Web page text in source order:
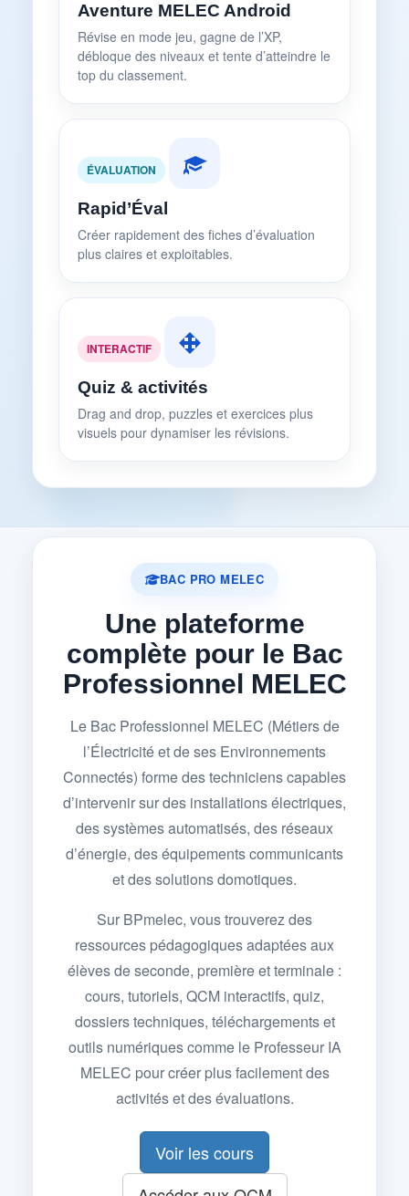
Aventure MELEC Android
Révise en mode jeu, gagne de l’XP,
débloque des niveaux et tente d’atteindre le
top du classement.
ÉVALUATION
Rapid’Éval
Créer rapidement des fiches d’évaluation
plus claires et exploitables.
INTERACTIF
Quiz & activités
Drag and drop, puzzles et exercices plus
visuels pour dynamiser les révisions.
BAC PRO MELEC
Une plateforme
complète pour le Bac
Professionnel MELEC
Le Bac Professionnel MELEC (Métiers de
l’Électricité et de ses Environnements
Connectés) forme des techniciens capables
d’intervenir sur des installations électriques,
des systèmes automatisés, des réseaux
d’énergie, des équipements communicants
et des solutions domotiques.
Sur BPmelec, vous trouverez des
ressources pédagogiques adaptées aux
élèves de seconde, première et terminale :
cours, tutoriels, QCM interactifs, quiz,
dossiers techniques, téléchargements et
outils numériques comme le Professeur IA
MELEC pour créer plus facilement des
activités et des évaluations.
Voir les cours